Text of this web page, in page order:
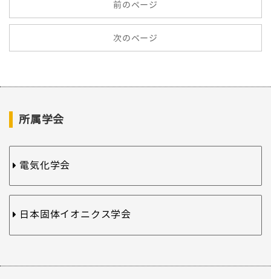
前のページ
次のページ
所属学会
電気化学会
日本固体イオニクス学会